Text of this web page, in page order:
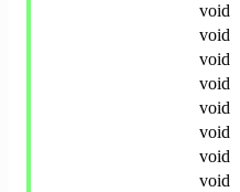
void
void
void
void
void
void
void
void